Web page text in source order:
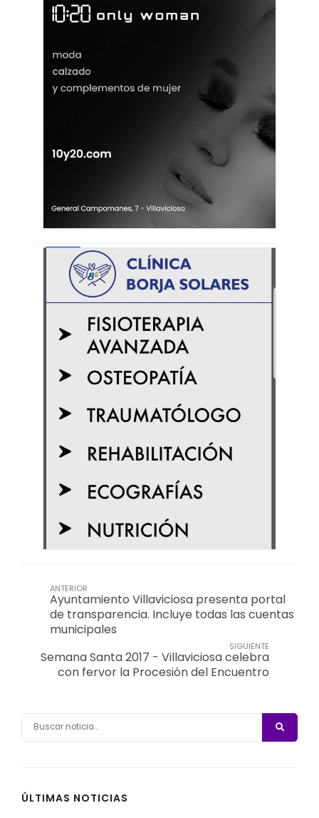
ANTERIOR
Ayuntamiento Villaviciosa presenta portal
de transparencia. Incluye todas las cuentas
municipales
SIGUIENTE
Semana Santa 2017 - Villaviciosa celebra
con fervor la Procesión del Encuentro
ÚLTIMAS NOTICIAS